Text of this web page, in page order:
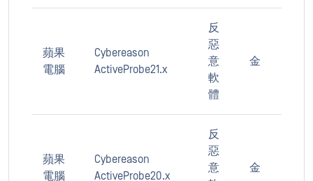
蘋果
電腦
Cybereason
ActiveProbe21.x
反
惡
意
軟
體
金
蘋果
電腦
Cybereason
ActiveProbe20.x
反
惡
意
金